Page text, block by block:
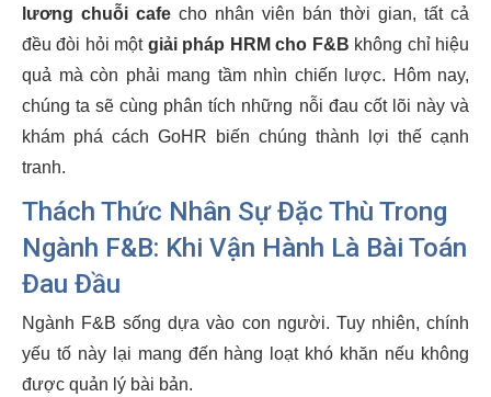
lương chuỗi cafe cho nhân viên bán thời gian, tất cả
đều đòi hỏi một giải pháp HRM cho F&B không chỉ hiệu
quả mà còn phải mang tầm nhìn chiến lược. Hôm nay,
chúng ta sẽ cùng phân tích những nỗi đau cốt lõi này và
khám phá cách GoHR biến chúng thành lợi thế cạnh
tranh.
Thách Thức Nhân Sự Đặc Thù Trong
Ngành F&B: Khi Vận Hành Là Bài Toán
Đau Đầu
Ngành F&B sống dựa vào con người. Tuy nhiên, chính
yếu tố này lại mang đến hàng loạt khó khăn nếu không
được quản lý bài bản.